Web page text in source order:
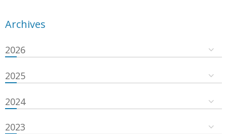
Archives
2026
2025
2024
2023